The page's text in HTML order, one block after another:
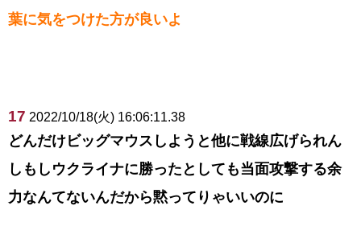
葉に気をつけた方が良いよ
17 2022/10/18(火) 16:06:11.38
どんだけビッグマウスしようと他に戦線広げられん
しもしウクライナに勝ったとしても当面攻撃する余
力なんてないんだから黙ってりゃいいのに